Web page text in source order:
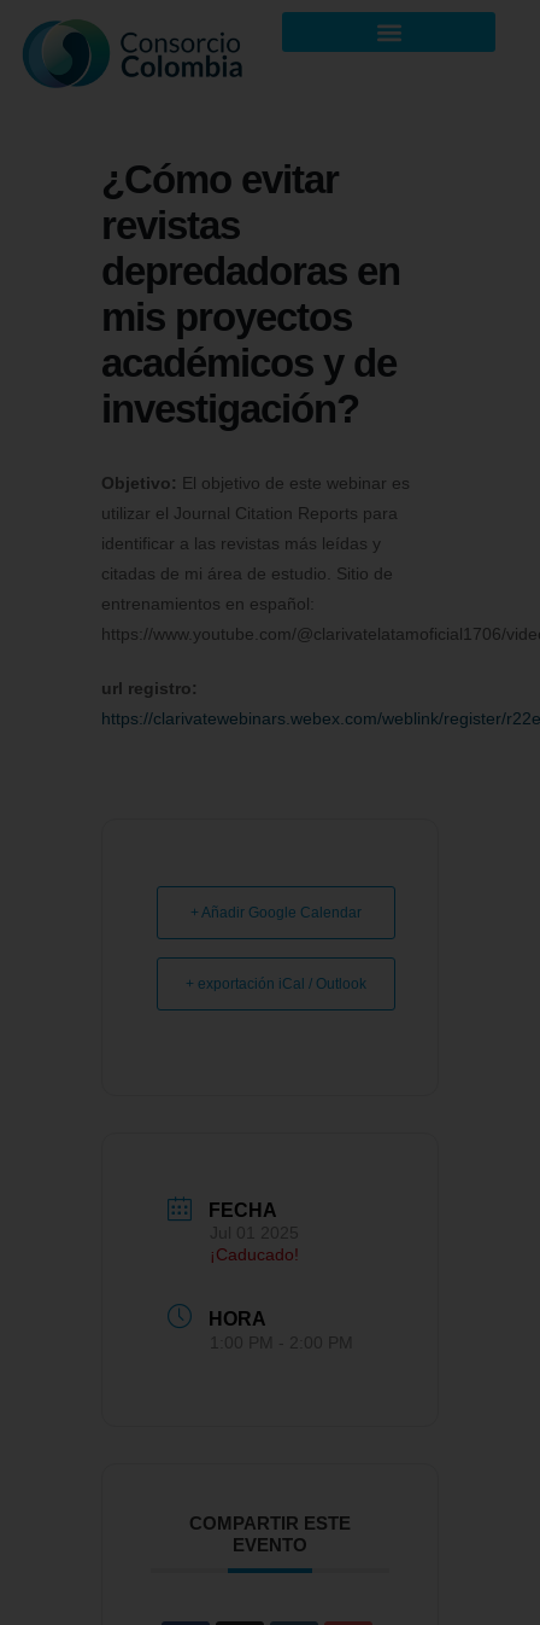
¿Cómo evitar
revistas
depredadoras en
mis proyectos
académicos y de
investigación?
Objetivo: El objetivo de este webinar es
utilizar el Journal Citation Reports para
identificar a las revistas más leídas y
citadas de mi área de estudio. Sitio de
entrenamientos en español:
https://www.youtube.com/@clarivatelatamoficial1706/
url registro:
https://clarivatewebinars.webex.com/weblink/register/
+ Añadir Google Calendar
+ exportación iCal / Outlook
FECHA
¡Caducado!
HORA
COMPARTIR ESTE
EVENTO